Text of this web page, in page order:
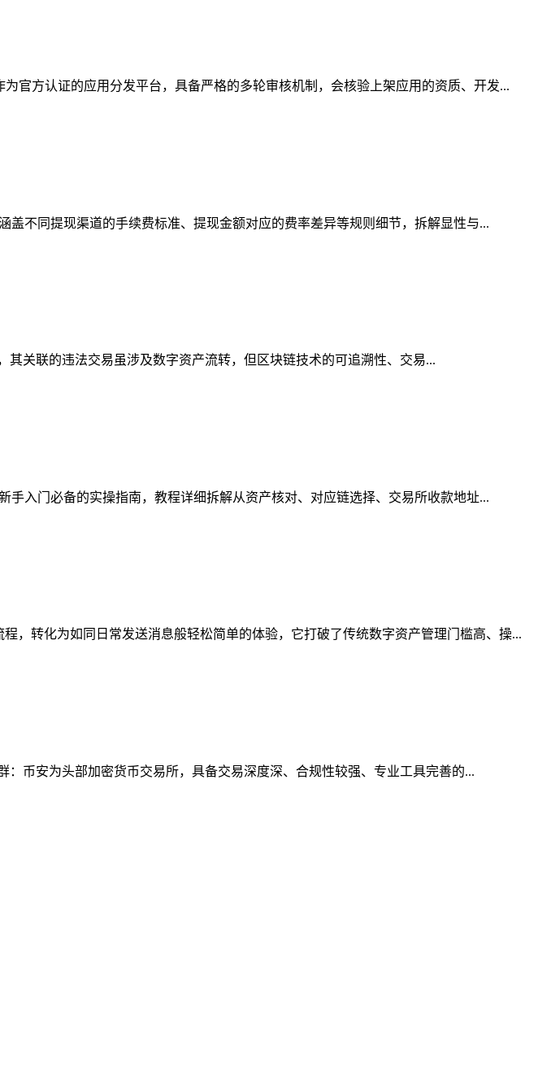
官方认证的应用分发平台，具备严格的多轮审核机制，会核验上架应用的资质、开发...
不同提现渠道的手续费标准、提现金额对应的费率差异等规则细节，拆解显性与...
关联的违法交易虽涉及数字资产流转，但区块链技术的可追溯性、交易...
入门必备的实操指南，教程详细拆解从资产核对、对应链选择、交易所收款地址...
，转化为如同日常发送消息般轻松简单的体验，它打破了传统数字资产管理门槛高、操...
币安为头部加密货币交易所，具备交易深度深、合规性较强、专业工具完善的...